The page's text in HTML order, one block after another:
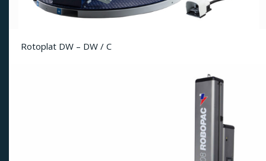
Rotoplat DW – DW / C